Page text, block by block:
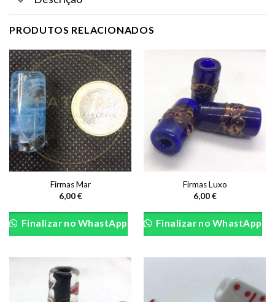
PRODUTOS RELACIONADOS
Firmas Mar
6,00€
Finalizar no WhastApp
Firmas Luxo
6,00€
product
variants.
options
may
Finalizar no WhastApp